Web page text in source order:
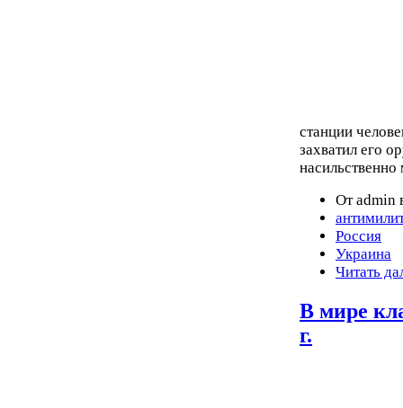
станции
захватил его
От admin
Россия
Украина
Читать
В мире
г.